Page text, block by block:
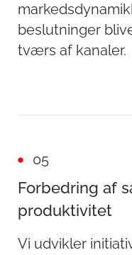
beslutninger
tværs af kanaler.
05
Forbedring af
produktivitet
Vi udvikler